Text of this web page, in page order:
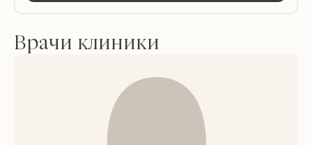
Врачи клиники